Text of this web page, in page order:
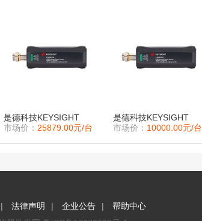
是德科技KEYSIGHT
U2067XA 功率传感器
市场价： 25879.00元/台
是德科技KEYSIGHT
U2061XA 功率传感器
市场价： 10000.00元/台
| 法律声明 | 企业公告 |
帮助中心